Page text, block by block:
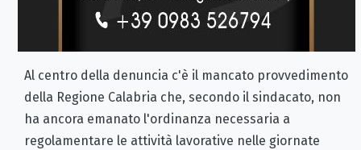
Al centro della denuncia c'è il mancato provvedimento
della Regione Calabria che, secondo il sindacato, non
ha ancora emanato l'ordinanza necessaria a
regolamentare le attività lavorative nelle giornate